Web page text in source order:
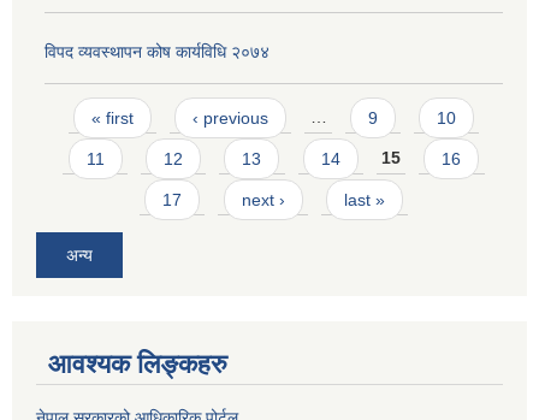
विपद व्यवस्थापन कोष कार्यविधि २०७४
Pages
« first ‹ previous … 9 10
11 12 13 14 15 16
17 next › last »
अन्य
आवश्यक लिङ्कहरु